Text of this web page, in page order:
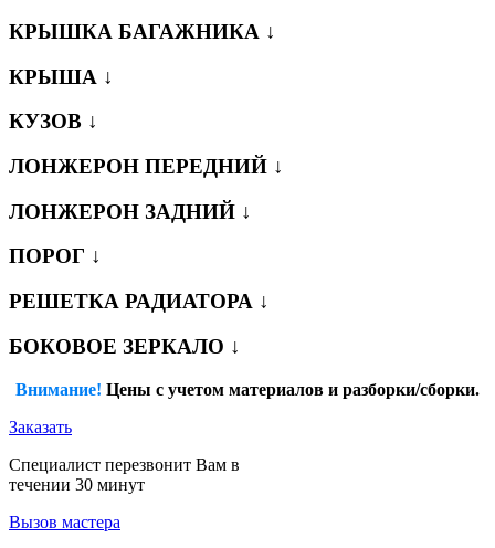
КРЫШКА БАГАЖНИКА ↓
КРЫША ↓
КУЗОВ ↓
ЛОНЖЕРОН ПЕРЕДНИЙ ↓
ЛОНЖЕРОН ЗАДНИЙ ↓
ПОРОГ ↓
РЕШЕТКА РАДИАТОРА ↓
БОКОВОЕ ЗЕРКАЛО ↓
Внимание! Цены с учетом материалов и разборки/сборки.
Заказать
Специалист перезвонит Вам в
течении 30 минут
Вызов мастера